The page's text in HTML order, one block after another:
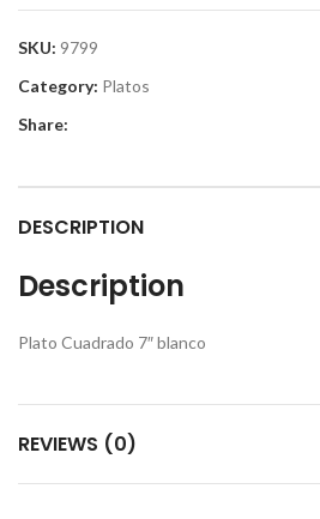
SKU: 9799
Category: Platos
Share:
DESCRIPTION
Description
Plato Cuadrado 7″ blanco
REVIEWS (0)